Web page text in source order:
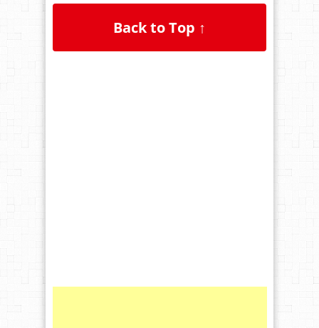
Back to Top ↑